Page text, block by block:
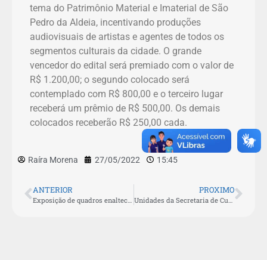
tema do Patrimônio Material e Imaterial de São
Pedro da Aldeia, incentivando produções
audiovisuais de artistas e agentes de todos os
segmentos culturais da cidade. O grande
vencedor do edital será premiado com o valor de
R$ 1.200,00; o segundo colocado será
contemplado com R$ 800,00 e o terceiro lugar
receberá um prêmio de R$ 500,00. Os demais
colocados receberão R$ 250,00 cada.
Raíra Morena 27/05/2022 15:45
ANTERIOR PROXIMO